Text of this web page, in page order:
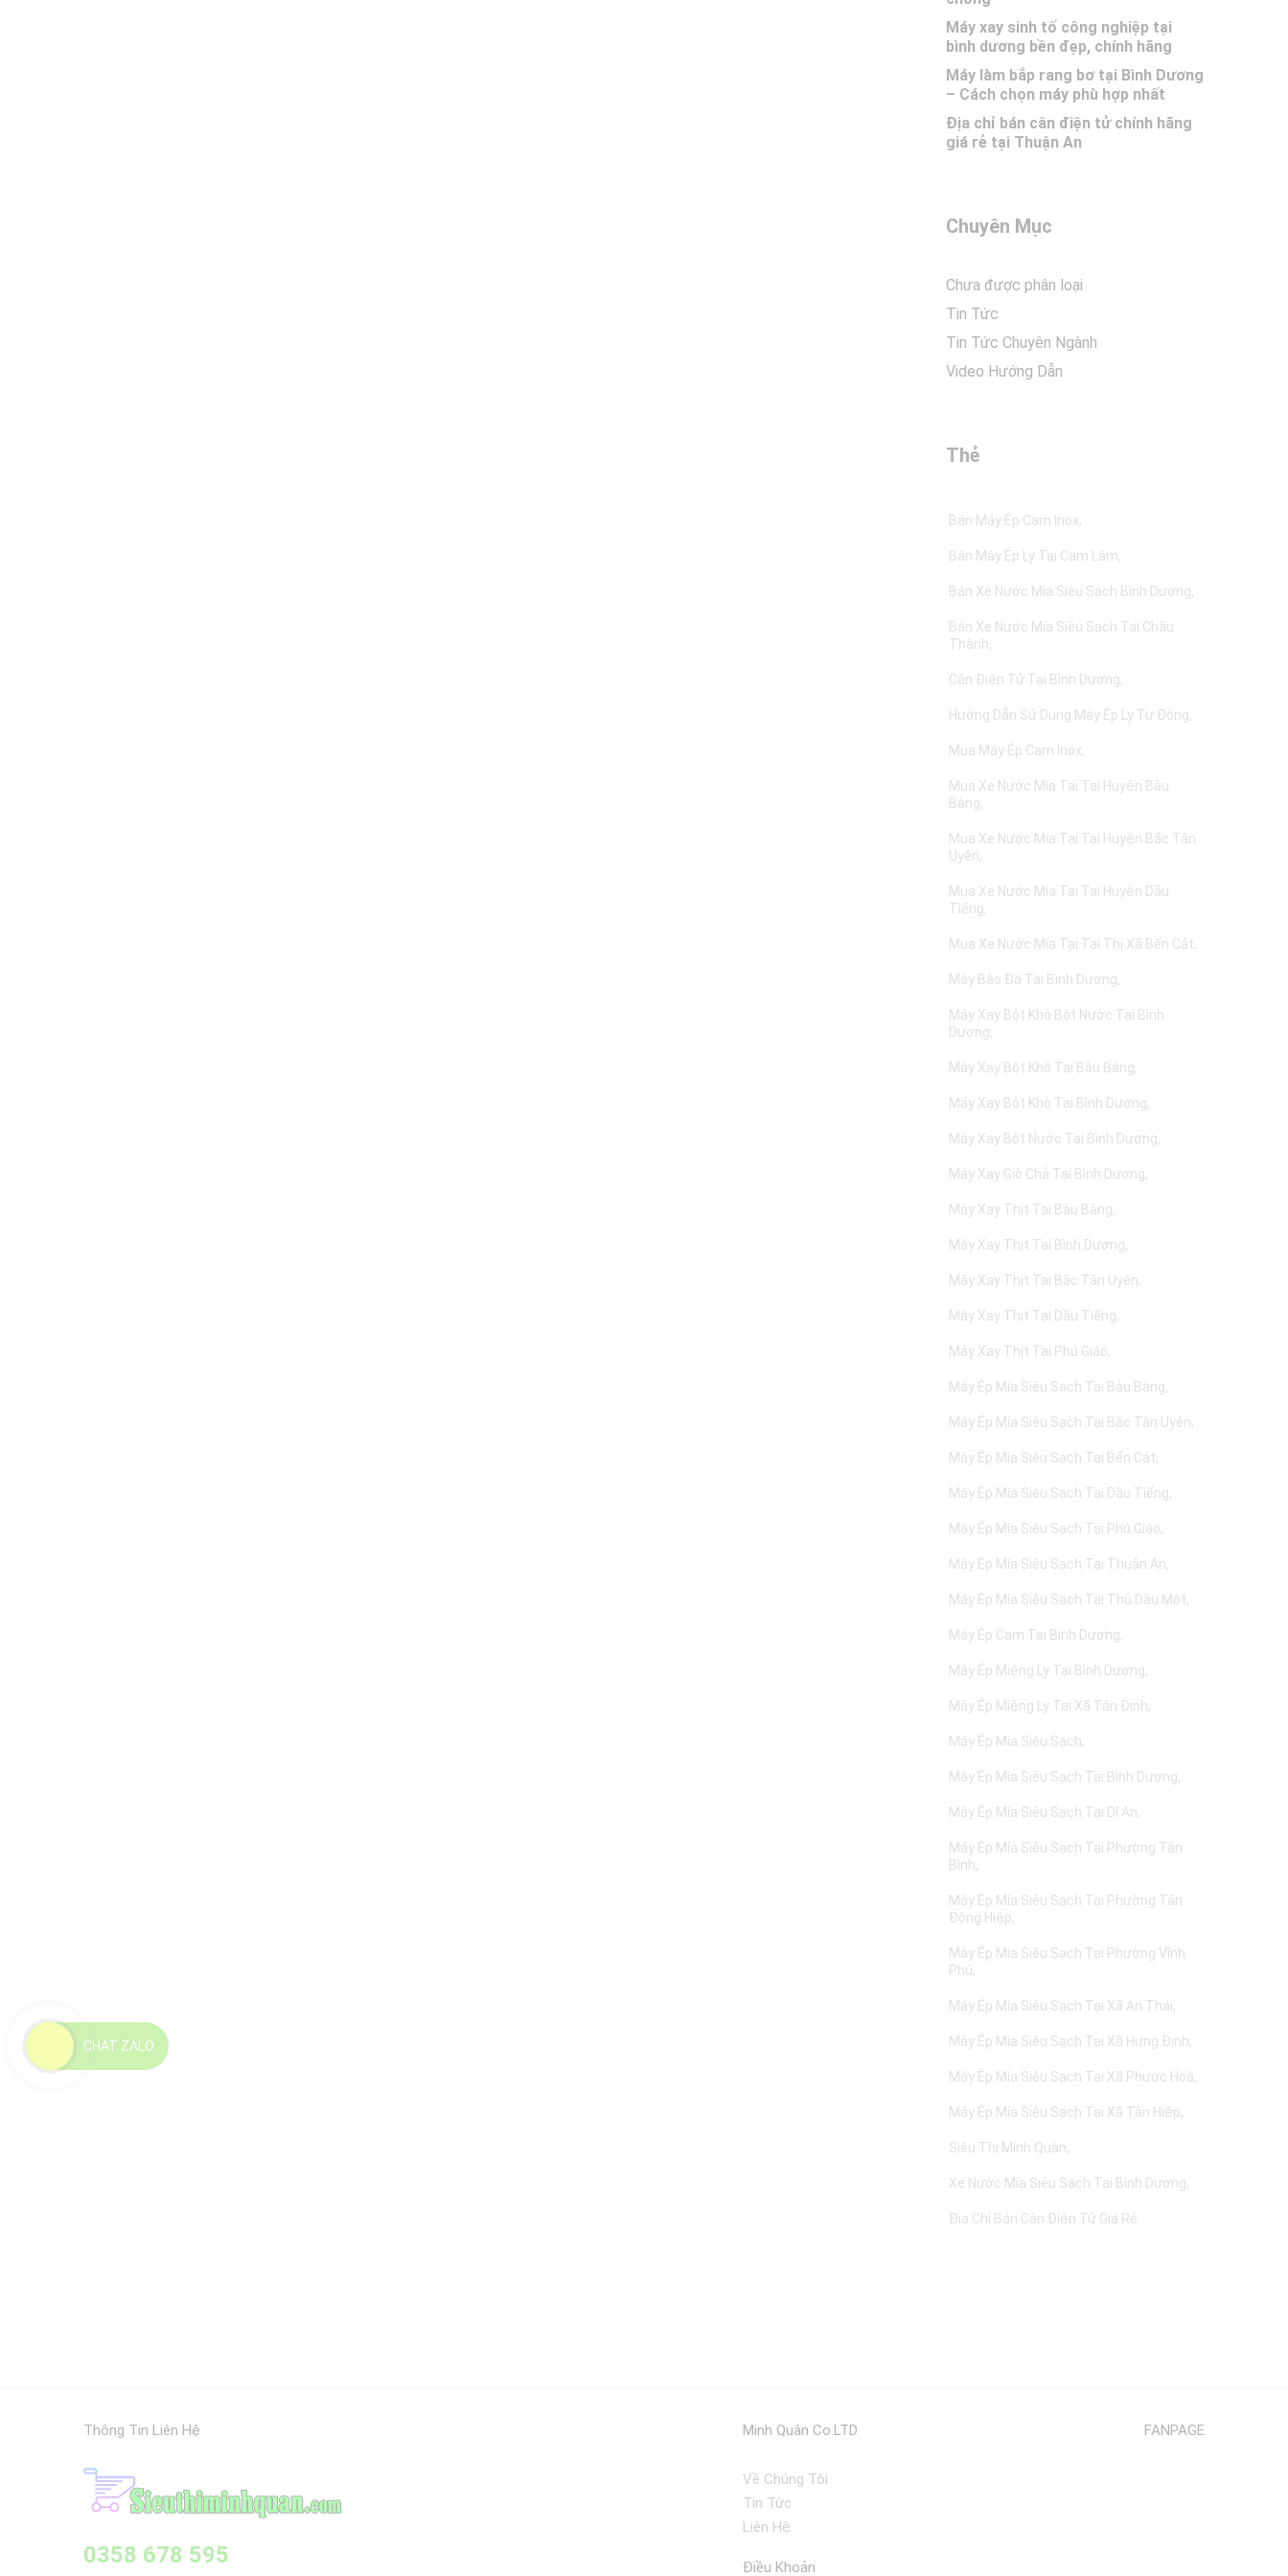
Máy xay sinh tố công nghiệp tại
bình dương bền đẹp, chính hãng
Máy làm bắp rang bơ tại Bình Dương
– Cách chọn máy phù hợp nhất
Địa chỉ bán cân điện tử chính hãng
giá rẻ tại Thuận An
Chuyên Mục
Chưa được phân loại
Tin Tức
Tin Tức Chuyên Ngành
Video Hướng Dẫn
Thẻ
Bán Máy Ép Cam Inox
Bán Máy Ép Ly Tại Cam Lâm
Bán Xe Nước Mía Siêu Sạch Bình Dương
Bán Xe Nước Mía Siêu Sạch Tại Châu
Thành
Cân Điện Tử Tại Bình Dương
Hướng Dẫn Sử Dụng Máy Ép Ly Tự Động
Mua Máy Ép Cam Inox
Mua Xe Nước Mía Tại Tại Huyện Bàu
Bàng
Mua Xe Nước Mía Tại Tại Huyện Bắc Tân
Uyên
Mua Xe Nước Mía Tại Tại Huyện Dầu
Tiếng
Mua Xe Nước Mía Tại Tại Thị Xã Bến Cát
Máy Bào Đá Tại Bình Dương
Máy Xay Bột Khô Bột Nước Tại Bình
Dương
Máy Xay Bột Khô Tại Bàu Bàng
Máy Xay Bột Khô Tại Bình Dương
Máy Xay Bột Nước Tại Bình Dương
Máy Xay Giò Chả Tại Bình Dương
Máy Xay Thịt Tại Bàu Bàng
Máy Xay Thịt Tại Bình Dương
Máy Xay Thịt Tại Bắc Tân Uyên
Máy Xay Thịt Tại Dầu Tiếng
Máy Xay Thịt Tại Phú Giáo
Máy Ép Mía Siêu Sạch Tại Bàu Bàng
Máy Ép Mía Siêu Sạch Tại Bắc Tân Uyên
Máy Ép Mía Siêu Sạch Tại Bến Cát
Máy Ép Mía Siêu Sạch Tại Dầu Tiếng
Máy Ép Mía Siêu Sạch Tại Phú Giáo
Máy Ép Mía Siêu Sạch Tại Thuận An
Máy Ép Mía Siêu Sạch Tại Thủ Dầu Một
Máy Ép Cam Tại Bình Dương
Máy Ép Miệng Ly Tại Bình Dương
Máy Ép Miệng Ly Tại Xã Tân Định
Máy Ép Mía Siêu Sạch
Máy Ép Mía Siêu Sạch Tại Bình Dương
Máy Ép Mía Siêu Sạch Tại Dĩ An
Máy Ép Mía Siêu Sạch Tại Phường Tân
Bình
Máy Ép Mía Siêu Sạch Tại Phường Tân
Đông Hiệp
Máy Ép Mía Siêu Sạch Tại Phường Vĩnh
Phú
Máy Ép Mía Siêu Sạch Tại Xã An Thái
Máy Ép Mía Siêu Sạch Tại Xã Hưng Định
Máy Ép Mía Siêu Sạch Tại Xã Phước Hoà
Máy Ép Mía Siêu Sạch Tại Xã Tân Hiệp
Siêu Thị Minh Quân
Xe Nước Mía Siêu Sạch Tại Bình Dương
Địa Chỉ Bán Cân Điện Tử Giá Rẻ
CHAT ZALO
Thông Tin Liên Hệ
0358 678 595
Minh Quân Co.LTD
Về Chúng Tôi
Tin Tức
Liên Hệ
Điều Khoản
FANPAGE